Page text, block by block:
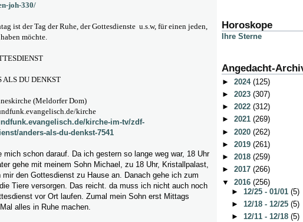
joh-330/
ist der Tag der Ruhe, der Gottesdienste u.s.w, für einen jeden,
möchte.
ALS DU DENKST
(Meldorfer Dom)
kirche
kirche-im-tv/zdf-
anders-als-du-denkst-7541
mich schon darauf. Da ich gestern so lange weg war, 18 Uhr
gehe mit meinem Sohn Michael, zu 18 Uhr, Kristallpalast,
mir den Gottesdienst zu Hause an. Danach gehe ich zum
Tiere versorgen. Das reicht. da muss ich nicht auch noch
vor Ort laufen. Zumal mein Sohn erst Mittags
alles in Ruhe machen.
Horoskope
Ihre Sterne
Angedacht-
► 2024 (125)
► 2023 (307)
► 2022 (312)
► 2021 (269)
► 2020 (262)
► 2019 (261)
► 2018 (259)
► 2017 (266)
▼ 2016 (256)
► 12/25 - 01/01 (5)
► 12/18 - 12/25 (5)
► 12/11 - 12/18 (5)